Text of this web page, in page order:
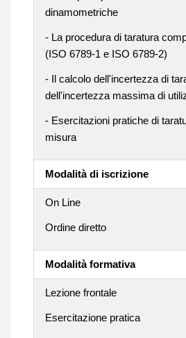
dinamometriche
- La procedura di taratura
(ISO 6789-1 e ISO 6789-2)
- Il calcolo dell'incertezza di
dell'incertezza massima di
- Esercitazioni pratiche di
misura
Modalità di iscrizione
On Line
Ordine diretto
Modalità formativa
Lezione frontale
Esercitazione pratica